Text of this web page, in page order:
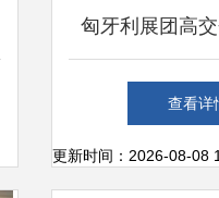
匈牙利展团高
全球唯一手语自
撼发
查看详
更新时间：2026-08-08